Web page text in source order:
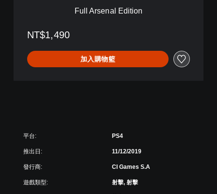
Full Arsenal Edition
NT$1,490
加入購物籃
平台: PS4
推出日: 11/12/2019
發行商: CI Games S.A
遊戲類型: 射擊, 射擊